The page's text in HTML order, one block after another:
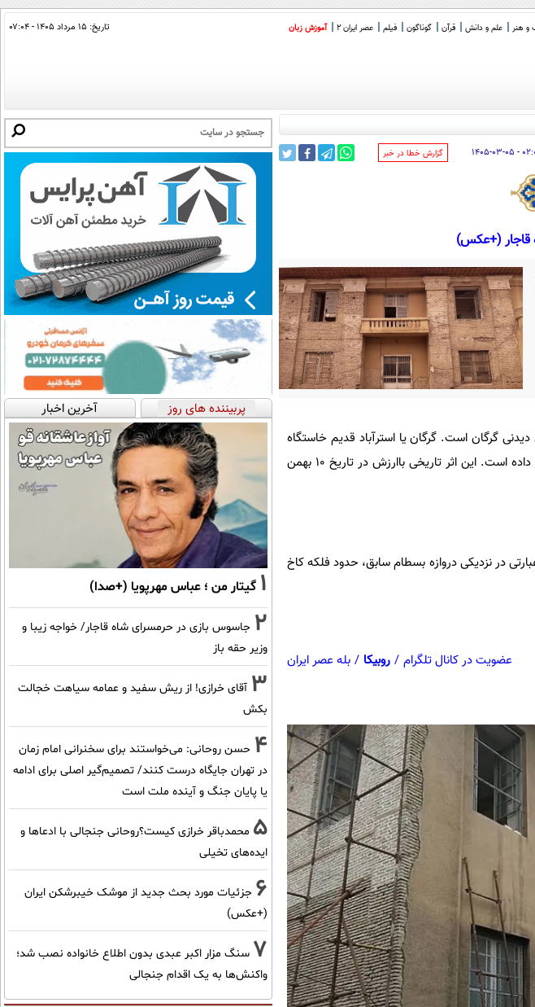
و هنر علم و دانش قرآن گوناگون فیلم عصر ایران 2 آموزش زبان تاریخ: ۱۵ مرداد ۱۴۰۵ - ۰۷:۰۴
۰۳-۱۴۰۵ ‌گزارش خطا در خبر
قاجار (+عکس)
دیدنی گرگان است. گرگان یا استرآباد قدیم خاستگاه
اصلی قاجاریه بود و از این‌رو آثار تاریخی بسیاری از آن دوره را در خود جای داده است. این اثر تاریخی باارزش در تاریخ ۱۰ بهمن
در نزدیکی دروازه بسطام سابق، حدود فلکه کاخ
عضویت در کانال تلگرام / روبیکا / بله عصر ایران
پربیننده های روز آخرین اخبار
1 گیتار من ؛ عباس مهرپویا (+صدا)
2 جاسوس بازی در حرمسرای شاه قاجار/ خواجه زیبا و
وزیر حقه باز
3 آقای خرازی! از ریش سفید و عمامه سیاهت خجالت
بکش
4 حسن روحانی: می‌خواستند برای سخنرانی امام زمان
در تهران جایگاه درست کنند/ تصمیم‌گیر اصلی برای ادامه
یا پایان جنگ و آینده ملت است
5 محمدباقر خرازی کیست؟روحانی جنجالی با ادعاها و
ایده‌های تخیلی
6 جزئیات مورد بحث جدید از موشک خیبرشکن ایران
(+عکس)
7 سنگ مزار اکبر عبدی بدون اطلاع خانواده نصب شد؛
واکنش‌ها به یک اقدام جنجالی